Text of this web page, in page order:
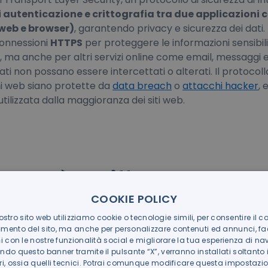
autenticazione e crittografia tra due applicazioni
e browser), garantendo privacy e sicurezza dei dati.
HTTPS per proteggere le informazioni
anche per altri servizi online come email, messaggi e
non possano essere intercettati o alterati. Il
web siano protette da data breach o attacchi hacker,
dalla maggioranza dei siti web.
qual è la differenza?
concetti strettamente legati: è infatti possibile vedere il
delSSL - Secure Sockets Layer, il cui cambio nome si
diversa (IETF) rispetto a quella originaria
spesso utilizzati come sinonimi, e sono in tanti a
COOKIE POLICY
sito web utilizziamo cookie o tecnologie simili, per consentire il
del sito, ma anche per personalizzare contenuti ed annunci,
con le nostre funzionalità social e migliorare la tua esperienza di
questo banner tramite il pulsante “X”, verranno installati soltanto
ossia quelli tecnici. Potrai comunque modificare questa